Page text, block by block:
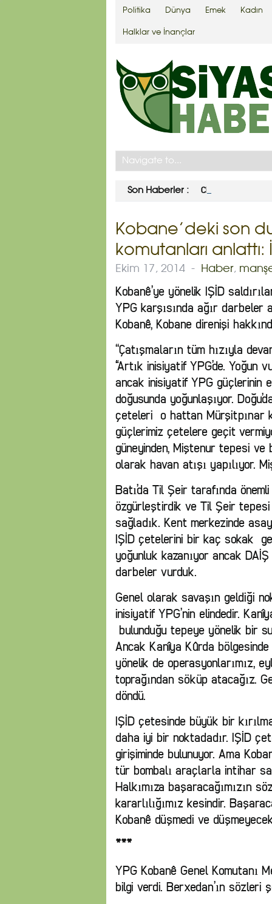
Politika Dünya Emek Kadın
Halklar ve İnançlar
Son Haberler : CHP seçim
Kobane’deki son
komutanları
Ekim 17, 2014 - Haber,
Kobanê’ye yönelik IŞİD
YPG karşısında ağır darbeler
Kobanê, Kobane direnişi
‘‘Çatışmaların tüm hızıyla
“Artık inisiyatif YPG’de.
ancak inisiyatif YPG güçlerinin
doğusunda yoğunlaşıyor.
çeteleri o hattan Mürşitpınar
güçlerimiz çetelere geçit
güneyinden, Miştenur tepesi
olarak havan atışı yapılıyor.
Batı’da Til Şeir tarafında
özgürleştirdik ve Til Şeir tepesi
sağladık. Kent merkezinde
IŞİD çetelerini bir kaç sokak
yoğunluk kazanıyor ancak
darbeler vurduk.
Genel olarak savaşın geldiği
inisiyatif YPG’nin elindedir.
bulunduğu tepeye yönelik bir
Ancak Kanîya Kûrda
yönelik de operasyonlarımız,
toprağından söküp atacağız.
döndü.
IŞİD çetesinde büyük bir
daha iyi bir noktadadır. IŞİD
girişiminde bulunuyor. Ama
tür bombalı araçlarla intihar
Halkımıza başaracağımızın
kararlılığımız kesindir.
Kobanê düşmedi ve
***
YPG Kobanê Genel Komutanı
bilgi verdi. Berxedan’ın sözleri